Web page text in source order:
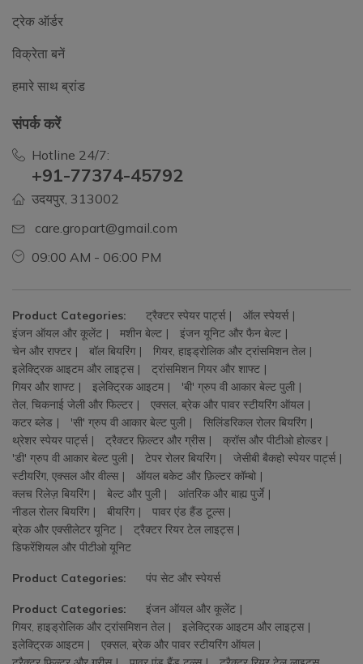
ट्रेक ऑर्डर
विक्रेता बनें
हमारे साथ ब्रांड
संपर्क करें
Hotline 24/7:
+91-77374-45792
उदयपुर, 313002
care.gropart@gmail.com
09:00 AM - 06:00 PM
Product Categories: ट्रैक्टर स्पेयर पार्ट्स
ऑल स्पेयर्स
इंजन ऑयल और कूलेंट
मशीन बेल्ट
इंजन यूनिट और फैन बेल्ट
चेन और राफ्टर
बॉल बियरिंग
गियर, हाइड्रोलिक और ट्रांसमिशन तेल
इलेक्ट्रिक आइटम और लाइट्स
ट्रांसमिशन गियर और शाफ्ट
गियर और शाफ्ट
इलेक्ट्रिक आइटम
'बी' ग्रुप वी आकार बेल्ट पुली
तेल, चिकनाई जेली और फिल्टर
एक्सल, ब्रेक और पावर स्टीयरिंग ऑयल
कटर ब्लेड
'सी' ग्रुप वी आकार बेल्ट पुली
सिलिंडरिकल रोलर बियरिंग
थ्रेशर स्पेयर पार्ट्स
ट्रैक्टर फ़िल्टर और ग्रीस
क्रॉस और पीटीओ होल्डर
'डी' ग्रुप वी आकार बेल्ट पुली
टेपर रोलर बियरिंग
जेसीबी बैकहो स्पेयर पार्ट्स
स्टीयरिंग, एक्सल और वील्स
ऑयल बकेट और फ़िल्टर कॉम्बो
क्लच रिलेज़ बियरिंग
बेल्ट और पुली
आंतरिक और बाह्य पुर्जे
नीडल रोलर बियरिंग
बीयरिंग
पावर एंड हैंड टूल्स
ब्रेक और एक्सीलेटर यूनिट
ट्रैक्टर रियर टेल लाइट्स
डिफरेंशियल और पीटीओ यूनिट
Product Categories: पंप सेट और स्पेयर्स
Product Categories:
इंजन ऑयल और कूलेंट
गियर, हाइड्रोलिक और ट्रांसमिशन तेल
इलेक्ट्रिक आइटम और लाइट्स
इलेक्ट्रिक आइटम
एक्सल, ब्रेक और पावर स्टीयरिंग ऑयल